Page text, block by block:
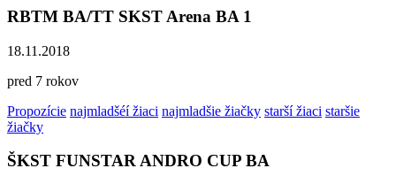
RBTM BA/TT SKST Arena BA 1
18.11.2018
pred 7 rokov
Propozície najmladšéí žiaci najmladšie žiačky starší žiaci staršie
žiačky
ŠKST FUNSTAR ANDRO CUP BA